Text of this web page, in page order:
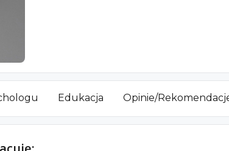
Edukacja Opinie/